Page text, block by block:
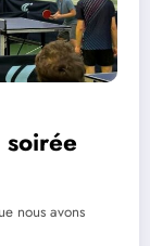
nous avons